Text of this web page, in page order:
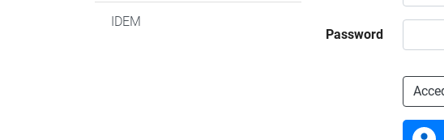
Password
IDEM